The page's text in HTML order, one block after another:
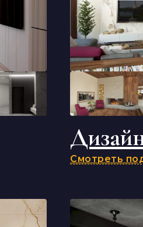
Смотреть